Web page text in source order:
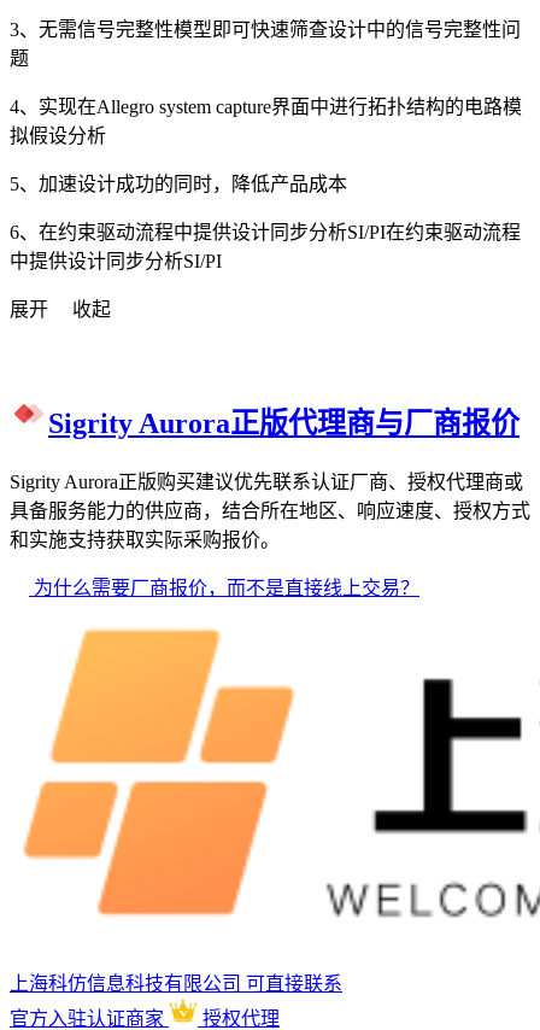
3、无需信号完整性模型即可快速筛查设计中的信号完整性问
题
4、实现在Allegro system capture界面中进行拓扑结构的电路模
拟假设分析
5、加速设计成功的同时，降低产品成本
6、在约束驱动流程中提供设计同步分析SI/PI在约束驱动流程
中提供设计同步分析SI/PI
展开 收起
Sigrity Aurora正版代理商与厂商报价
Sigrity Aurora正版购买建议优先联系认证厂商、授权代理商或
具备服务能力的供应商，结合所在地区、响应速度、授权方式
和实施支持获取实际采购报价。
为什么需要厂商报价，而不是直接线上交易？
上海科仿信息科技有限公司 可直接联系
官方入驻认证商家 授权代理